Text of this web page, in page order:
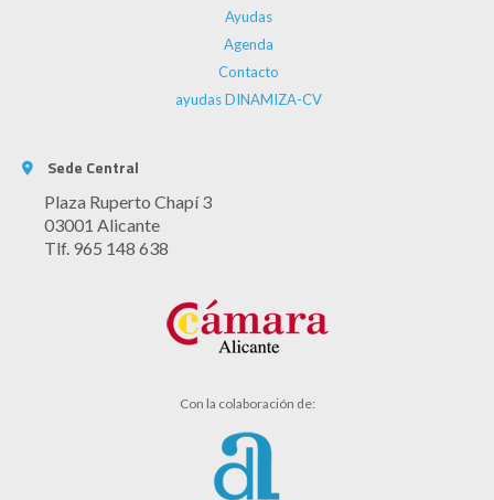
Ayudas
Agenda
Contacto
ayudas DINAMIZA-CV
Sede Central
Plaza Ruperto Chapí 3
03001 Alicante
Tlf. 965 148 638
Con la colaboración de: